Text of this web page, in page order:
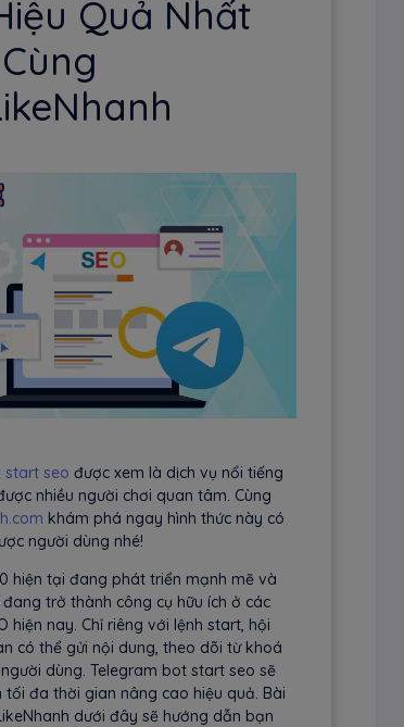
Quả Nhất
start seo được xem là dịch vụ nổi tiếng
nhiều người chơi quan tâm. Cùng
khám phá ngay hình thức này có
người dùng nhé!
hiện tại đang phát triển mạnh mẽ và
trở thành công cụ hữu ích ở các
hiện nay. Chỉ riêng với lệnh start, hội
có thể gửi nội dung, theo dõi từ khoá
dùng. Telegram bot start seo sẽ
tối đa thời gian nâng cao hiệu quả. Bài
dưới đây sẽ hướng dẫn bạn